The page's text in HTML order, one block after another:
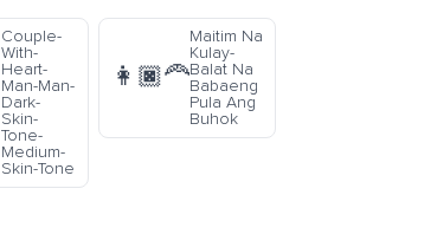
Couple-
With-
Heart-
Man-Man-
Dark-
Skin-
Tone-
Medium-
Skin-Tone
👩🏿‍🦰
Maitim Na
Kulay-
Balat Na
Babaeng
Pula Ang
Buhok